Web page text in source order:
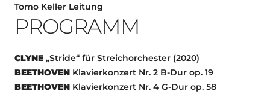
Tomo Keller Leitung
PROGRAMM
CLYNE „Stride“ für Streichorchester (2020)
BEETHOVEN Klavierkonzert Nr. 2 B-Dur op. 19
BEETHOVEN Klavierkonzert Nr. 4 G-Dur op. 58